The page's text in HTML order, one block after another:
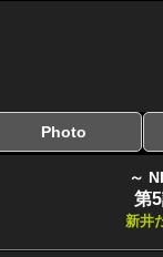
Photo
～
第
新井